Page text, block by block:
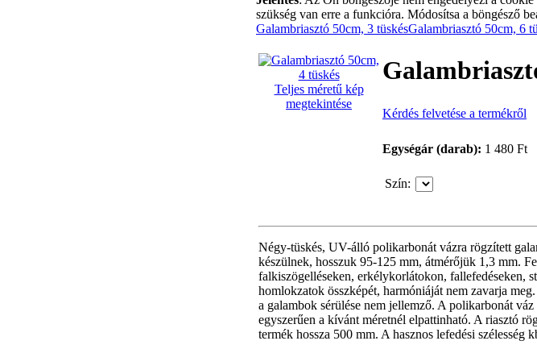
szükség van erre a funkcióra. Módosítsa a böngésző
Galambriasztó 50cm, 3 tüskésGalambriasztó 50cm, 6
Teljes méretű kép
megtekintése
Kérdés felvetése a termékről
Egységár (darab): 1 480 Ft
Szín:
Négy-tüskés, UV-álló polikarbonát vázra rögzített
készülnek, hosszuk 95-125 mm, átmérőjük 1,3 mm.
falkiszögelléseken, erkélykorlátokon, fallefedéseken,
homlokzatok összképét, harmóniáját nem zavarja
a galambok sérülése nem jellemző. A polikarbonát
egyszerűen a kívánt méretnél elpattinható. A riasztó
termék hossza 500 mm. A hasznos lefedési szélesség